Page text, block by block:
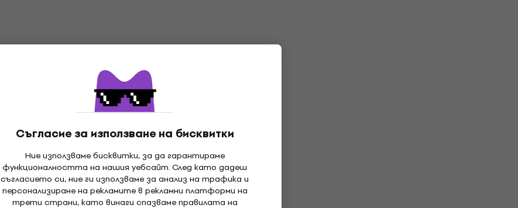
Съгласие за използване на бисквитки
Ние използваме бисквитки, за да гарантираме
функционалността на нашия уебсайт. След като дадеш
съгласието си, ние ги използваме за анализ на трафика и
персонализиране на рекламите в рекламни платформи на
трети страни, като винаги спазваме правилата на